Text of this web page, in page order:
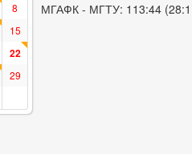
8
15
22
29
МГАФК - МГТУ: 113:44